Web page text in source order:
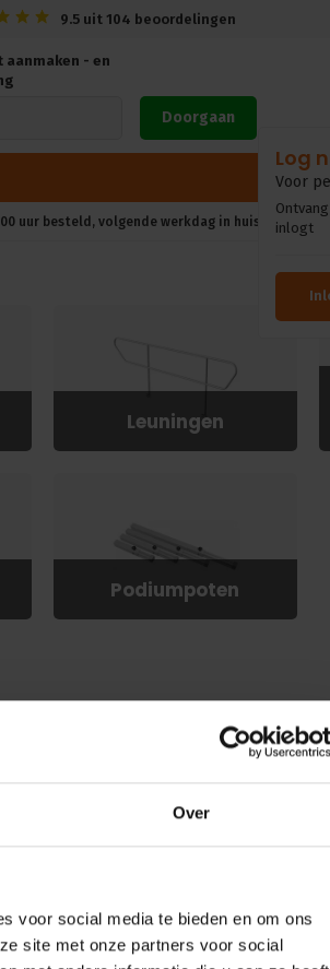
Over
voor social media te bieden en om ons
site met onze partners voor social
9.5 uit 104 beoordelingen
- en
Doorgaan
uur besteld, volgende werkdag in huis*
Leuningen
Podiumpoten